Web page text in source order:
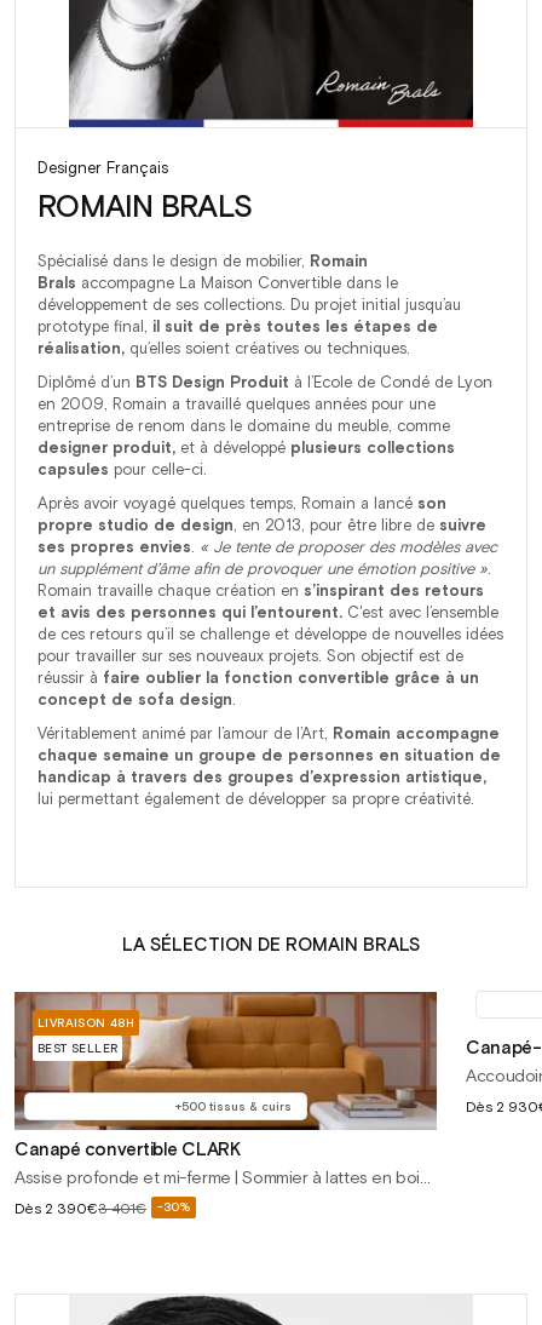
Designer Français
ROMAIN BRALS
Spécialisé dans le design de mobilier, Romain
Brals accompagne La Maison Convertible dans le
développement de ses collections. Du projet initial jusqu’au
prototype final, il suit de près toutes les étapes de
réalisation, qu’elles soient créatives ou techniques.
Diplômé d’un BTS Design Produit à l’Ecole de Condé de Lyon
en 2009, Romain a travaillé quelques années pour une
entreprise de renom dans le domaine du meuble, comme
designer produit, et à développé plusieurs collections
capsules pour celle-ci.
Après avoir voyagé quelques temps, Romain a lancé son
propre studio de design , en 2013, pour être libre de suivre
ses propres envies « Je tente de proposer des modèles avec
un supplément d’âme afin de provoquer une émotion positive »
Romain travaille chaque création en s’inspirant des retours
et avis des personnes qui l’entourent. C'est avec l’ensemble
de ces retours qu’il se challenge et développe de nouvelles idées
pour travailler sur ses nouveaux projets. Son objectif est de
réussir à faire oublier la fonction convertible grâce à un
concept de sofa design
Véritablement animé par l’amour de l’Art, Romain accompagne
chaque semaine un groupe de personnes en situation de
handicap à travers des groupes d’expression artistique,
lui permettant également de développer sa propre créativité.
LA SÉLECTION DE ROMAIN BRALS
+500 tissus & cuirs
LIVRAISON 48H
BEST SELLER
Canapé convertible CLARK
Assise profonde et mi-ferme | Sommier à lattes en bois
durable
Prix
Dès 2 390€Prix
3 401€ -30%
Canapé-
Prix
Dès 2